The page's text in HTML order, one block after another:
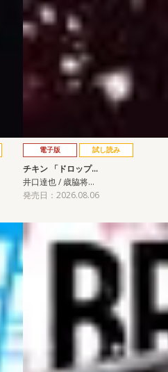
電子版 試し読み
チキン 「ドロップ…
井口達也 / 歳脇将…
発売日：2026.08.06